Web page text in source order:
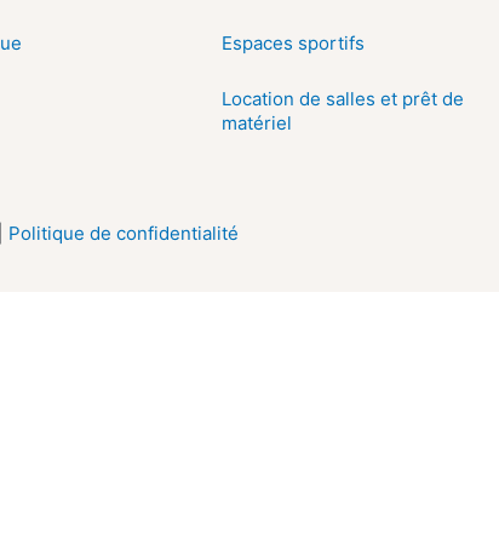
Espaces sportifs
Location de salles et prêt de
matériel
Politique de confidentialité